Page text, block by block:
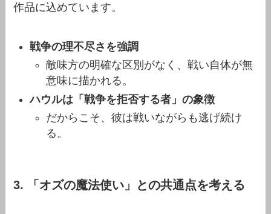
作品に込めています。
戦争の理不尽さを強調
敵味方の明確な区別がなく、戦い自体が無
意味に描かれる。
ハウルは「戦争を拒否する者」の象徴
だからこそ、彼は戦いながらも逃げ続け
る。
3. 「オズの魔法使い」との共通点を考える